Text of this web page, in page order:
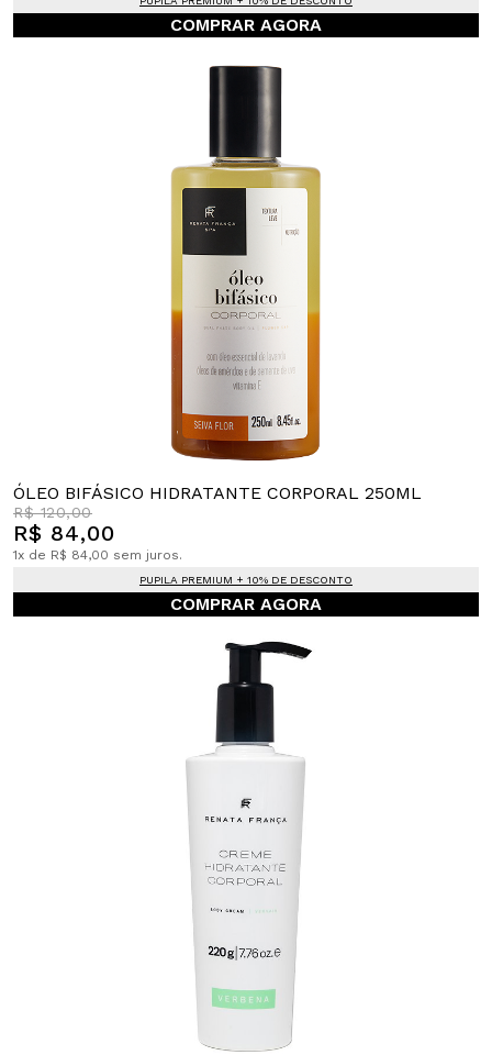
COMPRAR AGORA
ÓLEO BIFÁSICO HIDRATANTE CORPORAL 250ML
R$ 120,00
R$ 84,00
1x de R$ 84,00 sem juros.
PUPILA PREMIUM + 10% DE DESCONTO
COMPRAR AGORA